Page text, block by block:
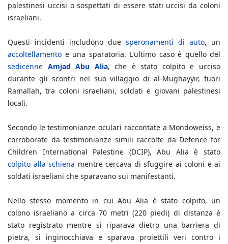
palestinesi uccisi o sospettati di essere stati uccisi da coloni
israeliani.
Questi incidenti includono due speronamenti di auto, un
accoltellamento e una sparatoria. L'ultimo caso è quello del
sedicenne Amjad Abu Alia, che è stato colpito e ucciso
durante gli scontri nel suo villaggio di al-Mughayyir, fuori
Ramallah, tra coloni israeliani, soldati e giovani palestinesi
locali.
Secondo le testimonianze oculari raccontate a Mondoweiss, e
corroborate da testimonianze simili raccolte da Defence for
Children International Palestine (DCIP), Abu Alia è stato
colpito alla schiena mentre cercava di sfuggire ai coloni e ai
soldati israeliani che sparavano sui manifestanti.
Nello stesso momento in cui Abu Alia è stato colpito, un
colono israeliano a circa 70 metri (220 piedi) di distanza è
stato registrato mentre si riparava dietro una barriera di
pietra, si inginocchiava e sparava proiettili veri contro i